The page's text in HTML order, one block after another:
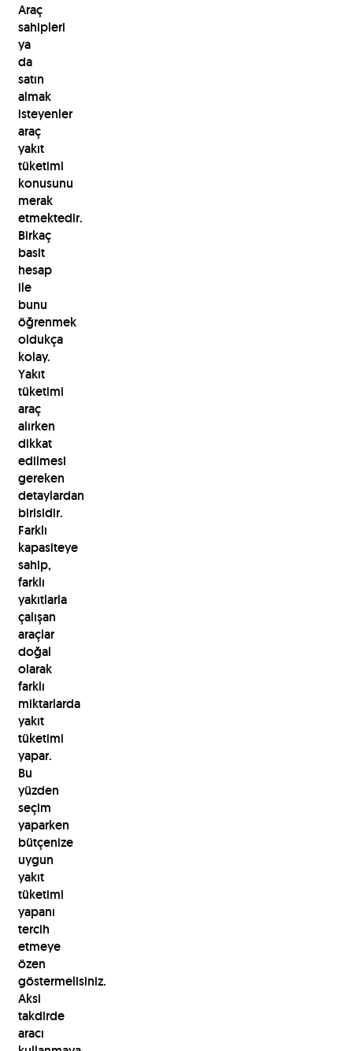
Araç
sahipleri
ya
da
satın
almak
isteyenler
araç
yakıt
tüketimi
konusunu
merak
etmektedir.
Birkaç
basit
hesap
ile
bunu
öğrenmek
oldukça
kolay.
Yakıt
tüketimi
araç
alırken
dikkat
edilmesi
gereken
detaylardan
birisidir.
Farklı
kapasiteye
sahip,
farklı
yakıtlarla
çalışan
araçlar
doğal
olarak
farklı
miktarlarda
yakıt
tüketimi
yapar.
Bu
yüzden
seçim
yaparken
bütçenize
uygun
yakıt
tüketimi
yapanı
tercih
etmeye
özen
göstermelisiniz.
Aksi
takdirde
aracı